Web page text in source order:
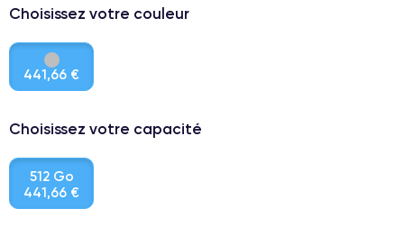
Choisissez votre couleur
441,66 €
Choisissez votre capacité
512 Go
441,66 €